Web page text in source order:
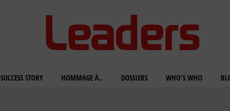
SUCCESS STORY HOMMAGE À.. DOSSIERS WHO'S WHO